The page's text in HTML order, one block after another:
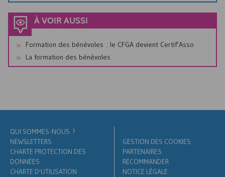
À VOIR AUSSI
Formation des bénévoles : le CFGA devient Certif’Asso
La formation des bénévoles
QUI SOMMES-NOUS ?
NEWSLETTERS
CHARTE PROTECTION DES
DONNÉES
CHARTE D'UTILISATION
GESTION DES COOKIES
PARTENAIRES
RECOMMANDER
NOTICE LÉGALE